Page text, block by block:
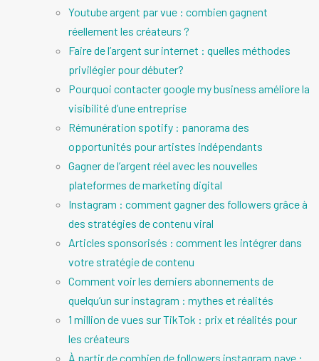
Youtube argent par vue : combien gagnent
réellement les créateurs ?
Faire de l’argent sur internet : quelles méthodes
privilégier pour débuter?
Pourquoi contacter google my business améliore la
visibilité d’une entreprise
Rémunération spotify : panorama des
opportunités pour artistes indépendants
Gagner de l’argent réel avec les nouvelles
plateformes de marketing digital
Instagram : comment gagner des followers grâce à
des stratégies de contenu viral
Articles sponsorisés : comment les intégrer dans
votre stratégie de contenu
Comment voir les derniers abonnements de
quelqu’un sur instagram : mythes et réalités
1 million de vues sur TikTok : prix et réalités pour
les créateurs
À partir de combien de followers instagram paye :